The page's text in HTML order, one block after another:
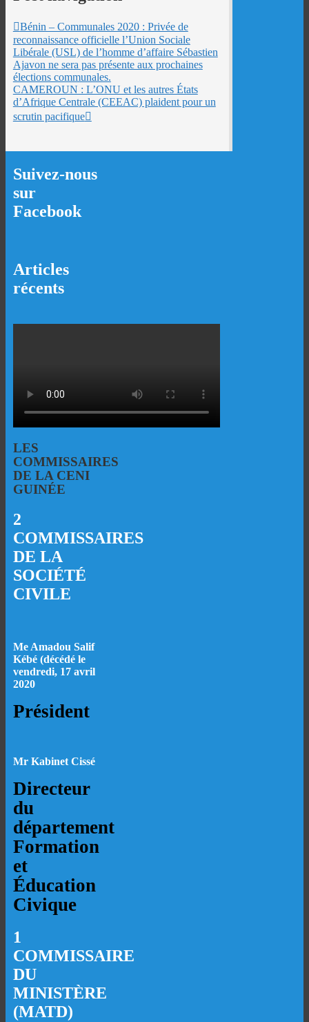
Bénin – Communales 2020 : Privée de
reconnaissance officielle l’Union Sociale
Libérale (USL) de l’homme d’affaire Sébastien
Ajavon ne sera pas présente aux prochaines
élections communales.
CAMEROUN : L’ONU et les autres États
d’Afrique Centrale (CEEAC) plaident pour un
scrutin pacifique
Suivez-nous
sur
Facebook
Articles
récents
LES
COMMISSAIRES
DE LA CENI
GUINÉE
2
COMMISSAIRES
DE LA
SOCIÉTÉ
CIVILE
Me Amadou Salif
Kébé (décédé le
vendredi, 17 avril
2020
Président
Mr Kabinet Cissé
Directeur
du
département
Formation
et
Éducation
Civique
1
COMMISSAIRE
DU
MINISTÈRE
(MATD)